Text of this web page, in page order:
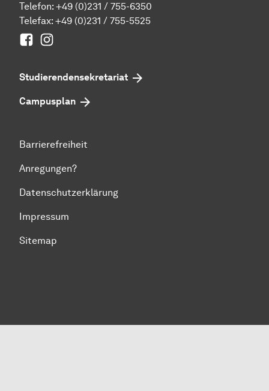
Telefon: +49 (0)231 / 755-6350
Telefax: +49 (0)231 / 755-5525
Facebook
Studierenden­sekretariat
Campusplan
Barrierefreiheit
Anregungen?
Datenschutzerklärung
Impressum
Sitemap